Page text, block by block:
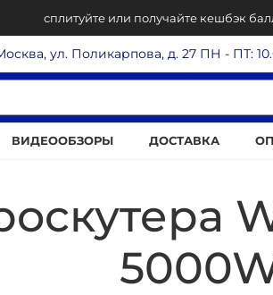
сплитуйте или получайте кешбэк
ул. Поликарпова, д. 27 ПН - ПТ:
ВИДЕООБЗОРЫ ДОСТАВКА